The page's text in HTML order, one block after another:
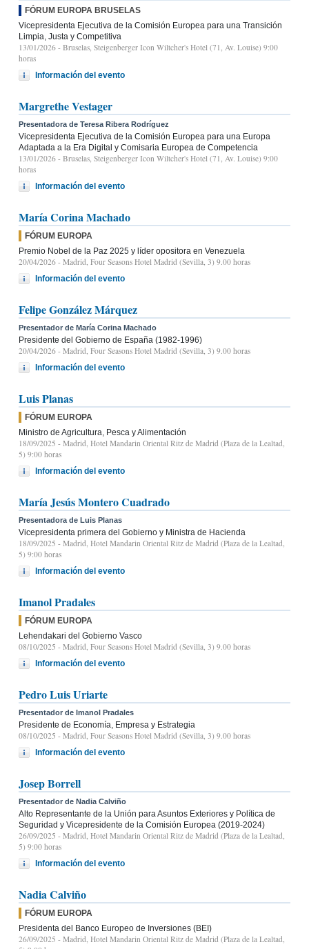
FÓRUM EUROPA BRUSELAS
Vicepresidenta Ejecutiva de la Comisión Europea para una Transición
Limpia, Justa y Competitiva
13/01/2026 - Bruselas, Steigenberger Icon Wiltcher's Hotel (71, Av. Louise) 9:00
horas
Información del evento
Margrethe Vestager
Presentadora de Teresa Ribera Rodríguez
Vicepresidenta Ejecutiva de la Comisión Europea para una Europa
Adaptada a la Era Digital y Comisaria Europea de Competencia
13/01/2026 - Bruselas, Steigenberger Icon Wiltcher's Hotel (71, Av. Louise) 9:00
horas
Información del evento
María Corina Machado
FÓRUM EUROPA
Premio Nobel de la Paz 2025 y líder opositora en Venezuela
20/04/2026 - Madrid, Four Seasons Hotel Madrid (Sevilla, 3) 9.00 horas
Información del evento
Felipe González Márquez
Presentador de María Corina Machado
Presidente del Gobierno de España (1982-1996)
20/04/2026 - Madrid, Four Seasons Hotel Madrid (Sevilla, 3) 9.00 horas
Información del evento
Luis Planas
FÓRUM EUROPA
Ministro de Agricultura, Pesca y Alimentación
18/09/2025 - Madrid, Hotel Mandarin Oriental Ritz de Madrid (Plaza de la Lealtad,
5) 9:00 horas
Información del evento
María Jesús Montero Cuadrado
Presentadora de Luis Planas
Vicepresidenta primera del Gobierno y Ministra de Hacienda
18/09/2025 - Madrid, Hotel Mandarin Oriental Ritz de Madrid (Plaza de la Lealtad,
5) 9:00 horas
Información del evento
Imanol Pradales
FÓRUM EUROPA
Lehendakari del Gobierno Vasco
08/10/2025 - Madrid, Four Seasons Hotel Madrid (Sevilla, 3) 9.00 horas
Información del evento
Pedro Luis Uriarte
Presentador de Imanol Pradales
Presidente de Economía, Empresa y Estrategia
08/10/2025 - Madrid, Four Seasons Hotel Madrid (Sevilla, 3) 9.00 horas
Información del evento
Josep Borrell
Presentador de Nadia Calviño
Alto Representante de la Unión para Asuntos Exteriores y Política de
Seguridad y Vicepresidente de la Comisión Europea (2019-2024)
26/09/2025 - Madrid, Hotel Mandarin Oriental Ritz de Madrid (Plaza de la Lealtad,
5) 9:00 horas
Información del evento
Nadia Calviño
FÓRUM EUROPA
Presidenta del Banco Europeo de Inversiones (BEI)
26/09/2025 - Madrid, Hotel Mandarin Oriental Ritz de Madrid (Plaza de la Lealtad,